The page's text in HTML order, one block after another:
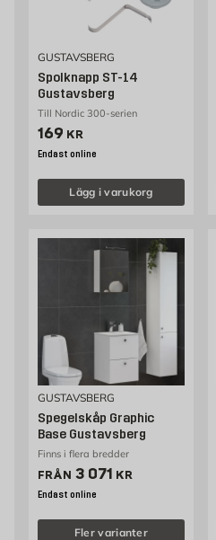
GUSTAVSBERG
Spolknapp ST-14
Gustavsberg
Till Nordic 300-serien
Pris 169 kr
169 KR
Endast online
Lägg i varukorg
GUSTAVSBERG
Spegelskåp Graphic
Base Gustavsberg
Finns i flera bredder
FRÅN Pris 3071 kr
3 071 KR
Endast online
Fler varianter